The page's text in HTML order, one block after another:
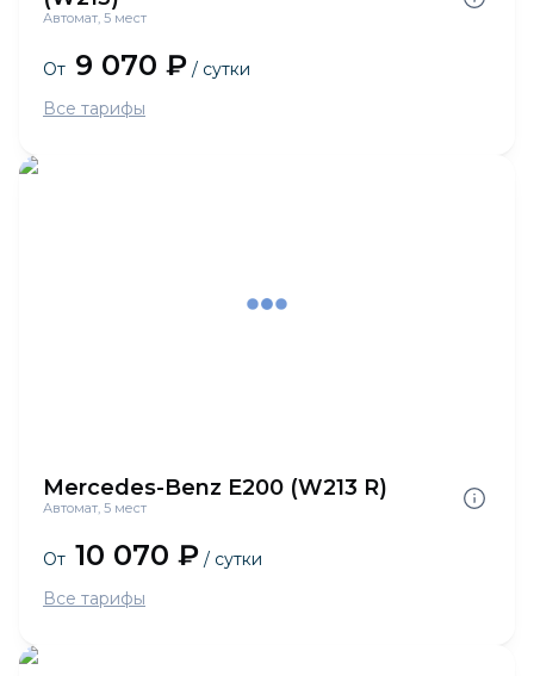
Автомат, 5 мест
От 9 070 ₽ / сутки
Все тарифы
Mercedes-Benz E200 (W213 R)
Автомат, 5 мест
От 10 070 ₽ / сутки
Все тарифы